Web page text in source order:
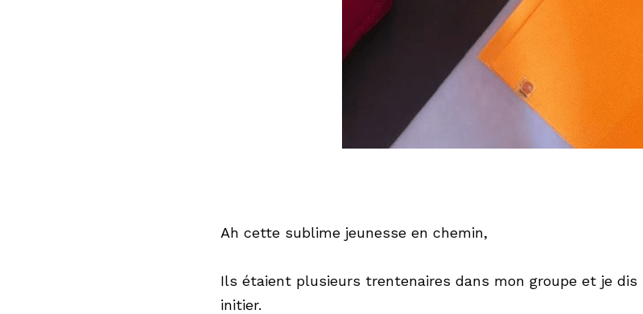
Ah cette sublime jeunesse en chemin,
Ils étaient plusieurs trentenaires dans mon groupe et je dis
initier.